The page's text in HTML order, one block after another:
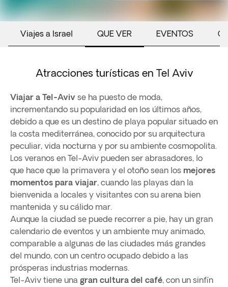
Viajes a Israel QUE VER EVENTOS
Atracciones turísticas en Tel Aviv
Viajar a Tel-Aviv se ha puesto de moda,
incrementando su popularidad en los últimos años,
debido a que es un destino de playa popular situado en
la costa mediterránea, conocido por su arquitectura
peculiar, vida nocturna y por su ambiente cosmopolita.
Los veranos en Tel-Aviv pueden ser abrasadores, lo
que hace que la primavera y el otoño sean los mejores
momentos para viajar, cuando las playas dan la
bienvenida a locales y visitantes con su arena bien
mantenida y su cálido mar.
Aunque la ciudad se puede recorrer a pie, hay un gran
calendario de eventos y un ambiente muy animado,
comparable a algunas de las ciudades más grandes
del mundo, con un centro ocupado debido a las
prósperas industrias modernas.
Tel-Aviv tiene una gran cultura del café, con un sinfín